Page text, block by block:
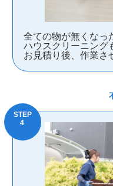
全ての物が無くなっ
ハウスクリーニング
お見積り後、作業さ